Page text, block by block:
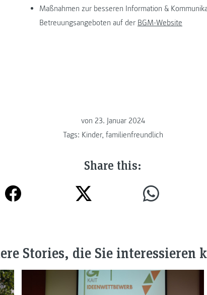
Maßnahmen zur besseren Information &
Betreuungsangeboten auf der BGM-Website
von 23. Januar 2024
Tags: Kinder, familienfreundlich
Share this:
Stories, die Sie interessieren